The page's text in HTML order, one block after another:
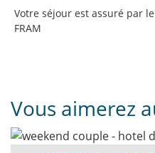
Votre séjour est assuré par
FRAM
Vous aimerez